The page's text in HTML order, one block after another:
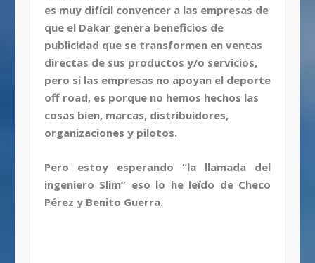
es muy difícil convencer a las empresas de
que el Dakar genera beneficios de
publicidad que se transformen en ventas
directas de sus productos y/o servicios,
pero si las empresas no apoyan el deporte
off road, es porque no hemos hechos las
cosas bien, marcas, distribuidores,
organizaciones y pilotos.
Pero estoy esperando “la llamada del
ingeniero Slim” eso lo he leído de Checo
Pérez y Benito Guerra.